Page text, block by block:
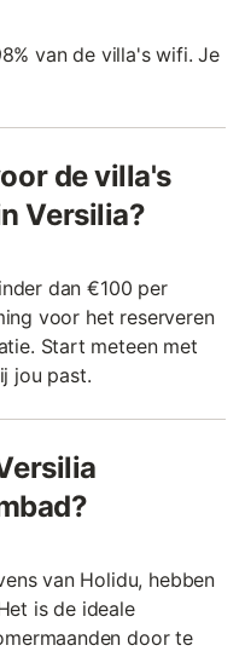
van de villa's wifi. Je
de villa's
Versilia?
dan €100 per
voor het reserveren
Start meteen met
jou past.
van Holidu, hebben
is de ideale
door te